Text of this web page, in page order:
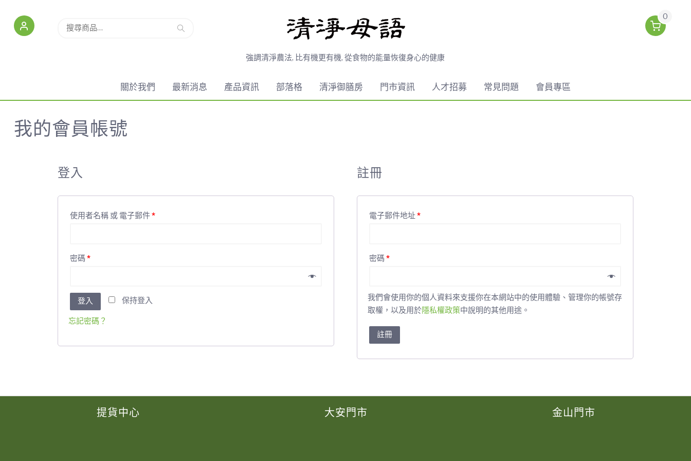
搜尋
0
強調清淨農法, 比有機更有機, 從食物的能量恢復身心的健康
關於我們 最新消息 產品資訊 部落格 清淨御膳房 門市資訊 人才招募 常見問題 會員專區
我的會員帳號
登入
使用者名稱 或 電子郵件*
密碼 *
保持登入
登入
忘記密碼？
註冊
電子郵件地址*
密碼*
我們會使用你的個人資料來支援你在本網站中的使用體驗、管理你的帳號存
取權，以及用於隱私權政策中說明的其他用途。
註冊
提貨中心 大安門市 金山門市